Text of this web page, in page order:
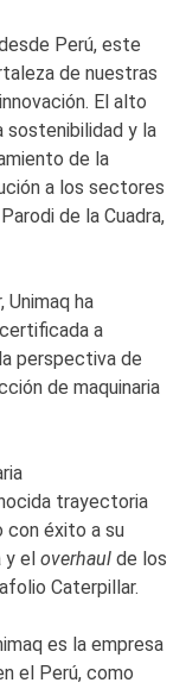
Perú, este
de nuestras
El alto
sostenibilidad y la
de la
a los sectores
de la Cuadra,
ha
a
perspectiva de
de maquinaria
trayectoria
con éxito a su
y el overhaul de los
Caterpillar.
es la empresa
el Perú, como